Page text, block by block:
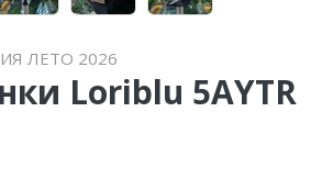
ЛЕТО 2026
Loriblu 5AYTR